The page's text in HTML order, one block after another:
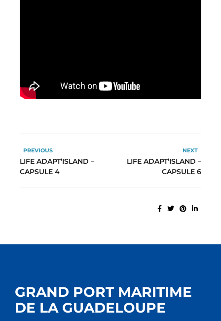
PREVIOUS
LIFE ADAPT’ISLAND –
CAPSULE 4
NEXT
LIFE ADAPT’ISLAND –
CAPSULE 6
GRAND PORT MARITIME
DE LA GUADELOUPE